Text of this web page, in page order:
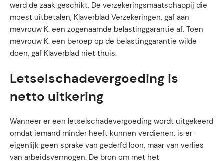
werd de zaak geschikt. De verzekeringsmaatschappij die
moest uitbetalen, Klaverblad Verzekeringen, gaf aan
mevrouw K. een zogenaamde belastinggarantie af. Toen
mevrouw K. een beroep op de belastinggarantie wilde
doen, gaf Klaverblad niet thuis.
Letselschadevergoeding is
netto uitkering
Wanneer er een letselschadevergoeding wordt uitgekeerd
omdat iemand minder heeft kunnen verdienen, is er
eigenlijk geen sprake van gederfd loon, maar van verlies
van arbeidsvermogen. De bron om met het